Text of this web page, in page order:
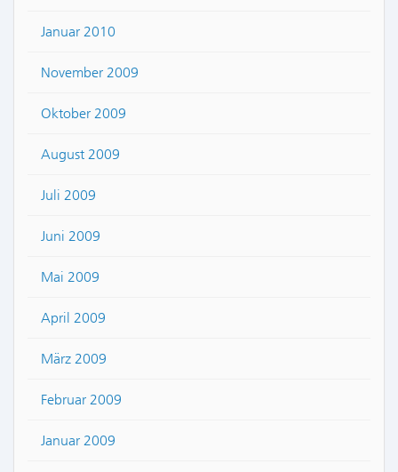
Januar 2010
November 2009
Oktober 2009
August 2009
Juli 2009
Juni 2009
Mai 2009
April 2009
März 2009
Februar 2009
Januar 2009